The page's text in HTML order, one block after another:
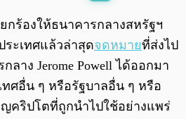
0:00
กร้องให้ธนาคารกลางสหรัฐฯ
ะเทศแล้วล่าสุดจดหมายที่ส่งไป
ลาง Jerome Powell ได้ออกมา
ศอื่น ๆ หรือรัฐบาลอื่น ๆ หรือ
คริปโตที่ถูกนำไปใช้อย่างแพร่